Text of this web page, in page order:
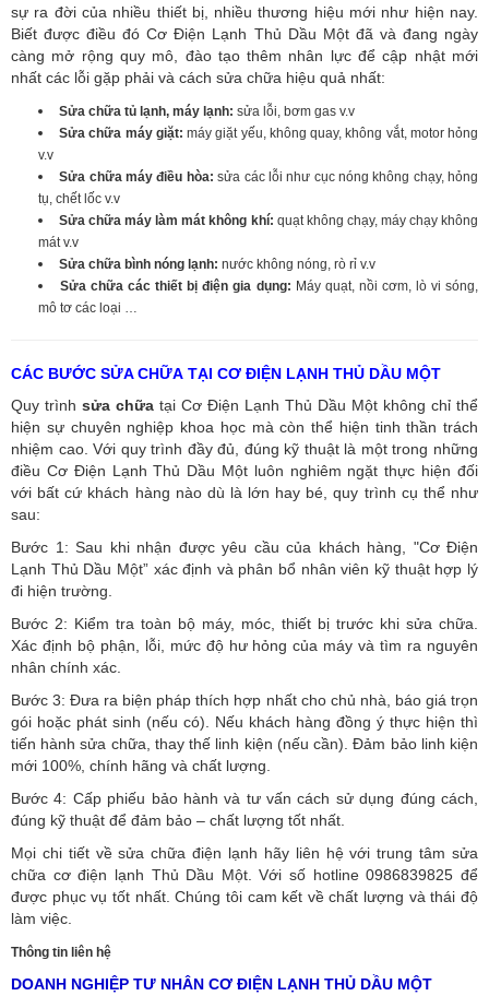
sự ra đời của nhiều thiết bị, nhiều thương hiệu mới như hiện nay.
Biết được điều đó Cơ Điện Lạnh Thủ Dầu Một đã và đang ngày
càng mở rộng quy mô, đào tạo thêm nhân lực để cập nhật mới
nhất các lỗi gặp phải và cách sửa chữa hiệu quả nhất:
Sửa chữa tủ lạnh, máy lạnh: sửa lỗi, bơm gas v.v
Sửa chữa máy giặt:máy giặt yếu, không quay, không vắt, motor hỏng
v.v
Sửa chữa máy điều hòa: sửa các lỗi như cục nóng không chạy, hỏng
tụ, chết lốc v.v
Sửa chữa máy làm mát không khí: quạt không chạy, máy chạy không
mát v.v
Sửa chữa bình nóng lạnh: nước không nóng, rò rỉ v.v
Sửa chữa các thiết bị điện gia dụng: Máy quạt, nồi cơm, lò vi sóng,
mô tơ các loại …
CÁC BƯỚC SỬA CHỮA TẠI CƠ ĐIỆN LẠNH THỦ DẦU MỘT
Quy trình sửa chữa tại Cơ Điện Lạnh Thủ Dầu Một không chỉ thể
hiện sự chuyên nghiệp khoa học mà còn thể hiện tinh thần trách
nhiệm cao. Với quy trình đầy đủ, đúng kỹ thuật là một trong những
điều Cơ Điện Lạnh Thủ Dầu Một luôn nghiêm ngặt thực hiện đối
với bất cứ khách hàng nào dù là lớn hay bé, quy trình cụ thể như
sau:
Bước 1: Sau khi nhận được yêu cầu của khách hàng, "Cơ Điện
Lạnh Thủ Dầu Một” xác định và phân bổ nhân viên kỹ thuật hợp lý
đi hiện trường.
Bước 2: Kiểm tra toàn bộ máy, móc, thiết bị trước khi sửa chữa.
Xác định bộ phận, lỗi, mức độ hư hỏng của máy và tìm ra nguyên
nhân chính xác.
Bước 3: Đưa ra biện pháp thích hợp nhất cho chủ nhà, báo giá trọn
gói hoặc phát sinh (nếu có). Nếu khách hàng đồng ý thực hiện thì
tiến hành sửa chữa, thay thế linh kiện (nếu cần). Đảm bảo linh kiện
mới 100%, chính hãng và chất lượng.
Bước 4: Cấp phiếu bảo hành và tư vấn cách sử dụng đúng cách,
đúng kỹ thuật để đảm bảo – chất lượng tốt nhất.
Mọi chi tiết về sửa chữa điện lạnh hãy liên hệ với trung tâm sửa
chữa cơ điện lạnh Thủ Dầu Một. Với số hotline 0986839825 để
được phục vụ tốt nhất. Chúng tôi cam kết về chất lượng và thái độ
làm việc.
Thông tin liên hệ
DOANH NGHIỆP TƯ NHÂN CƠ ĐIỆN LẠNH THỦ DẦU MỘT